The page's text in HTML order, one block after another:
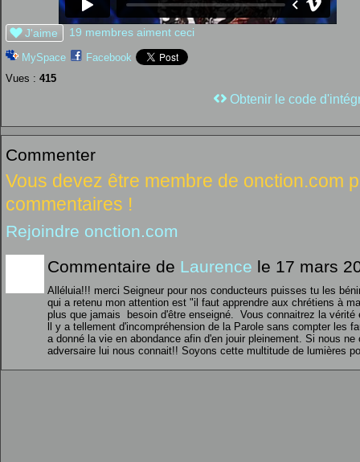
J'aime 19 membres aiment ceci
MySpace
Facebook
Vues : 415
Obtenir le code
Commenter
Vous devez être membre de onction.com
commentaires !
Rejoindre onction.com
Commentaire de Laurence le 17 mars
Alléluia!!! merci Seigneur pour nos conducteurs puisses tu les
qui a retenu mon attention est "il faut apprendre aux chrétiens à
plus que jamais besoin d'être enseigné. Vous connaitrez la vérité
ll y a tellement d'incompréhension de la Parole sans compter les
a donné la vie en abondance afin d'en jouir pleinement. Si nous
adversaire lui nous connait!! Soyons cette multitude de lumières